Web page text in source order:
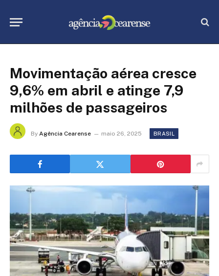
Movimentação aérea cresce
9,6% em abril e atinge 7,9
milhões de passageiros
By Agência Cearense maio 26, 2025 BRASIL